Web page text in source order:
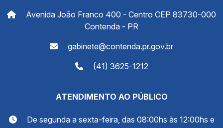
Avenida João Franco 400 - Centro CEP 83730-000
Contenda - PR
gabinete@contenda.pr.gov.br
(41) 3625-1212
ATENDIMENTO AO PÚBLICO
De segunda a sexta-feira, das 08:00hs às 12:00hs e